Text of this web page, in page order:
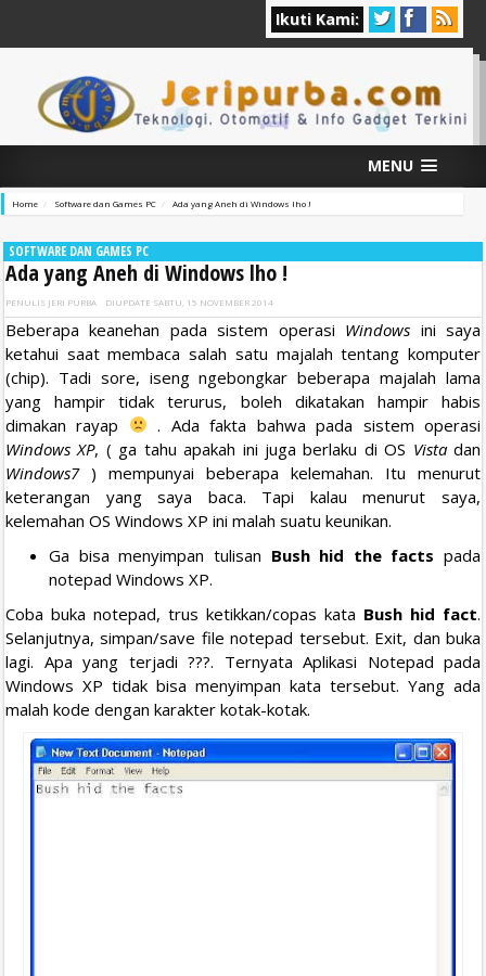
Ikuti Kami:
MENU
Home Software dan Games PC Ada yang Aneh di Windows lho !
SOFTWARE DAN GAMES PC
Ada yang Aneh di Windows lho !
PENULIS JERI PURBA DIUPDATE SABTU, 15 NOVEMBER 2014
Beberapa keanehan pada sistem operasi Windows ini saya
ketahui saat membaca salah satu majalah tentang komputer
(chip). Tadi sore, iseng ngebongkar beberapa majalah lama
yang hampir tidak terurus, boleh dikatakan hampir habis
dimakan rayap
. Ada fakta bahwa pada sistem operasi
Windows XP, ( ga tahu apakah ini juga berlaku di OS Vistadan
Windows7) mempunyai beberapa kelemahan. Itu menurut
keterangan yang saya baca. Tapi kalau menurut saya,
kelemahan OS Windows XP ini malah suatu keunikan.
Ga bisa menyimpan tulisan Bush hid the facts pada
notepad Windows XP.
Coba buka notepad, trus ketikkan/copas kata Bush hid fact.
Selanjutnya, simpan/save file notepad tersebut. Exit, dan buka
lagi. Apa yang terjadi ???. Ternyata Aplikasi Notepad pada
Windows XP tidak bisa menyimpan kata tersebut. Yang ada
malah kode dengan karakter kotak-kotak.